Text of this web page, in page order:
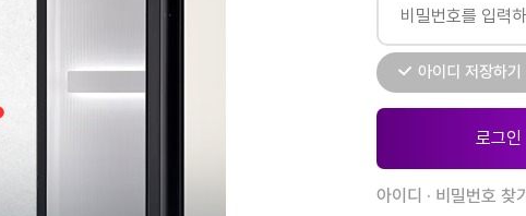
아이디 저장하기
아이디 · 비밀번호 찾기